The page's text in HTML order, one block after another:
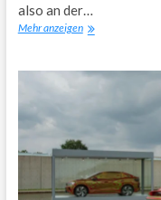
also an der…
Mehr anzeigenVolkswagen
Plug-
Modelle
im
Angebot